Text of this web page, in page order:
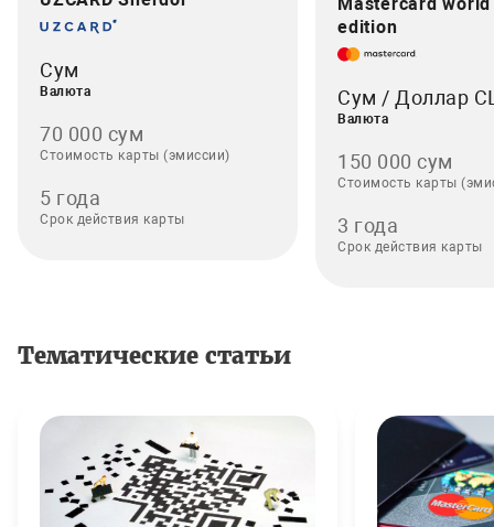
Сум
Валюта
70 000 сум
Стоимость карты (эмиссии)
5 года
Срок действия карты
edition
Сум / Доллар
Валюта
150 000 сум
Стоимость карты
3 года
Срок действия карты
Тематические статьи